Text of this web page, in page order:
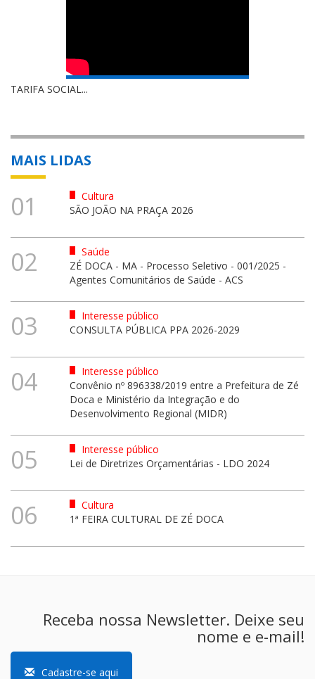
TARIFA SOCIAL...
MAIS LIDAS
01
Cultura
SÃO JOÃO NA PRAÇA 2026
02
Saúde
ZÉ DOCA - MA - Processo Seletivo - 001/2025 -
Agentes Comunitários de Saúde - ACS
03
Interesse público
CONSULTA PÚBLICA PPA 2026-2029
04
Interesse público
Convênio nº 896338/2019 entre a Prefeitura de Zé
Doca e Ministério da Integração e do
Desenvolvimento Regional (MIDR)
05
Interesse público
Lei de Diretrizes Orçamentárias - LDO 2024
06
Cultura
1ª FEIRA CULTURAL DE ZÉ DOCA
Receba nossa Newsletter. Deixe seu
nome e e-mail!
Cadastre-se aqui